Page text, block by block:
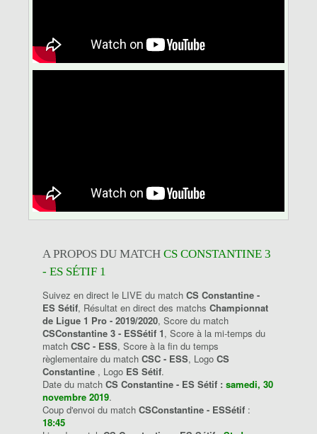
A PROPOS DU MATCH CS CONSTANTINE 3
- ES SÉTIF 1
Suivez en direct le LIVE du match CS Constantine -
ES Sétif, Résultat en direct des matchs Championnat
de Ligue 1 Pro - 2019/2020, Score du match
CSConstantine 3 - ESSétif 1, Score à la mi-temps du
match CSC - ESS, Score à la fin du temps
règlementaire du match CSC - ESS, Logo CS
Constantine , Logo ES Sétif.
Date du match CS Constantine - ES Sétif : samedi, 30
novembre 2019.
Coup d'envoi du match CSConstantine - ESSétif :
18:45